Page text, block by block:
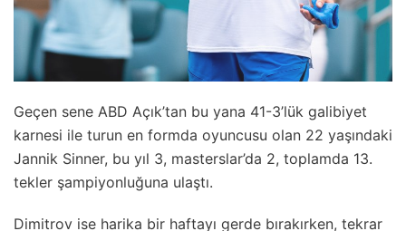
Geçen sene ABD Açık’tan bu yana 41-3’lük galibiyet
karnesi ile turun en formda oyuncusu olan 22 yaşındaki
Jannik Sinner, bu yıl 3, masterslar’da 2, toplamda 13.
tekler şampiyonluğuna ulaştı.
Dimitrov ise harika bir haftayı gerde bırakırken, tekrar